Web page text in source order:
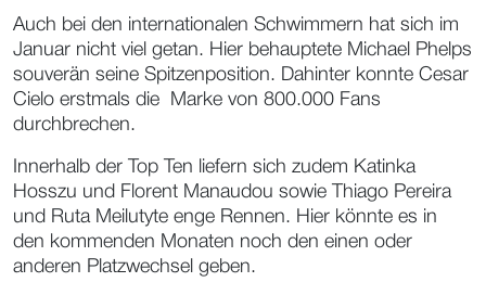
Auch bei den internationalen Schwimmern hat sich im
Januar nicht viel getan. Hier behauptete Michael Phelps
souverän seine Spitzenposition. Dahinter konnte Cesar
Cielo erstmals die Marke von 800.000 Fans
durchbrechen.
Innerhalb der Top Ten liefern sich zudem Katinka
Hosszu und Florent Manaudou sowie Thiago Pereira
und Ruta Meilutyte enge Rennen. Hier könnte es in
den kommenden Monaten noch den einen oder
anderen Platzwechsel geben.